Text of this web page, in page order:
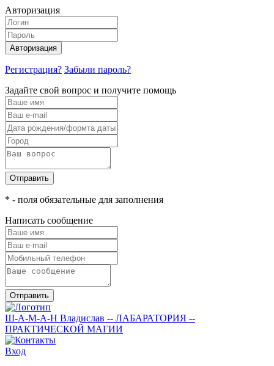
Авторизация
Авторизация
Регистрация? Забыли пароль?
Задайте свой вопрос и получите помощь
Отправить
* - поля обязательные для заполнения
Написать сообщение
Отправить
Ш-А-М-А-Н Владислав -- ЛАБАРАТОРИЯ --
ПРАКТИЧЕСКОЙ МАГИИ
Вход